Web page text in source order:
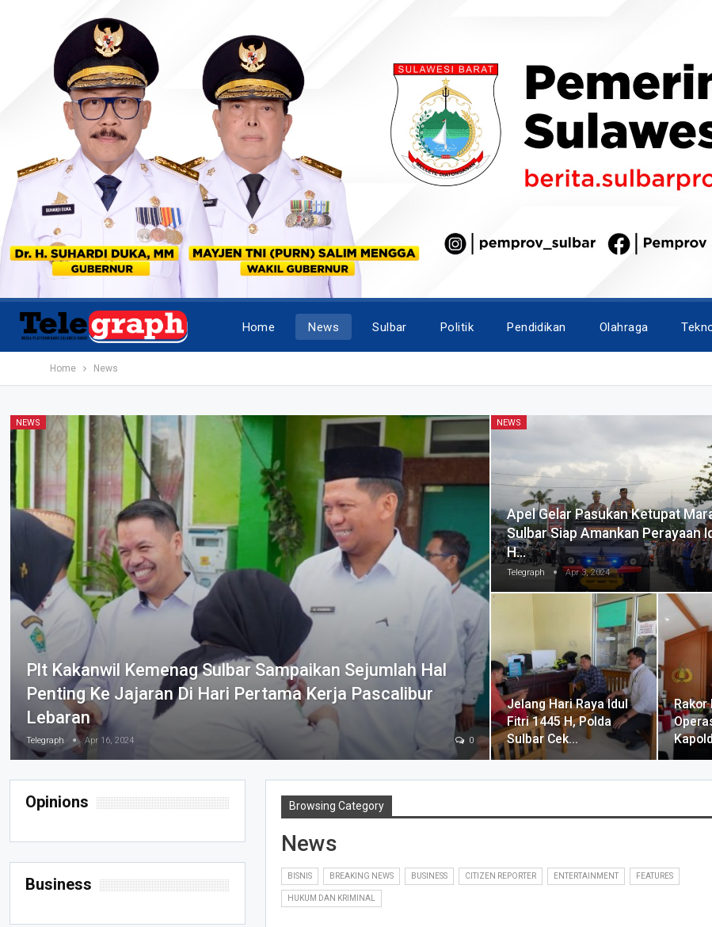
Home News Sulbar Politik Pendidikan Olahraga
Home News
NEWS
Plt Kakanwil Kemenag Sulbar Sampaikan Sejumlah Hal
Penting Ke Jajaran Di Hari Pertama Kerja Pascalibur
Lebaran
Telegraph Apr 16, 2024 0
NEWS
Apel Gelar Pasukan Ketupat
Sulbar Siap Amankan Perayaan
H…
Telegraph Apr 3, 2024
Jelang Hari Raya Idul
Fitri 1445 H, Polda
Sulbar Cek…
Rakor
Browsing Category
News
BISNIS BREAKING NEWS BUSINESS CITIZEN REPORTER ENTERTAINMENT FEATURES
HUKUM DAN KRIMINAL
Opinions
Business